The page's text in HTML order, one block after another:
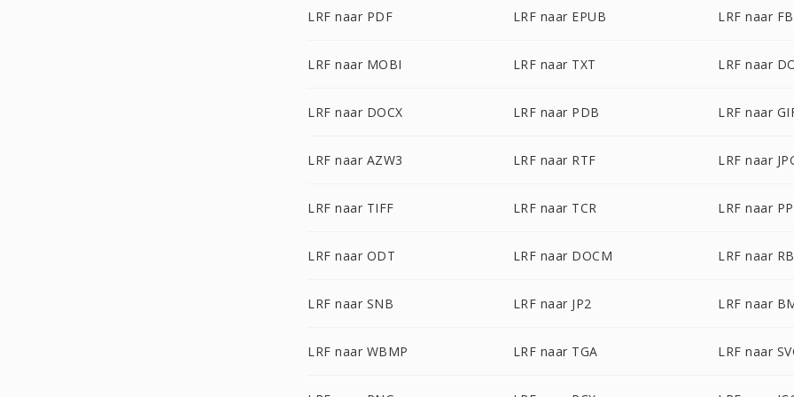
LRF naar PDF LRF naar EPUB LRF naar
LRF naar MOBI LRF naar TXT LRF naar
LRF naar DOCX LRF naar PDB LRF naar
LRF naar AZW3 LRF naar RTF LRF naar
LRF naar TIFF LRF naar TCR LRF naar
LRF naar ODT LRF naar DOCM LRF naar RB
LRF naar SNB LRF naar JP2 LRF naar
LRF naar WBMP LRF naar TGA LRF naar